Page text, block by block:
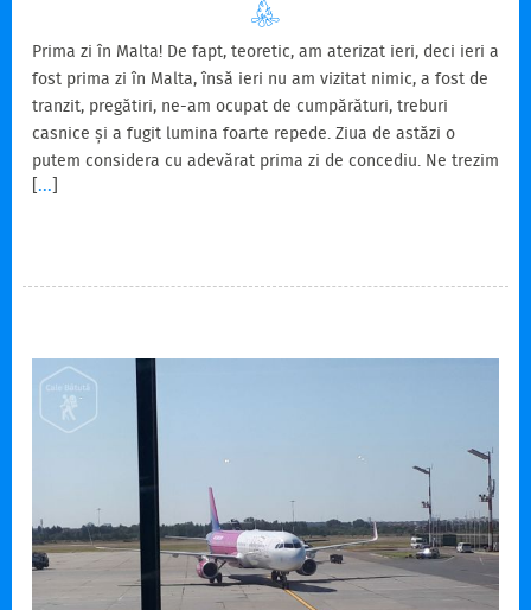
Prima zi în Malta! De fapt, teoretic, am aterizat ieri, deci ieri a
fost prima zi în Malta, însă ieri nu am vizitat nimic, a fost de
tranzit, pregătiri, ne-am ocupat de cumpărături, treburi
casnice și a fugit lumina foarte repede. Ziua de astăzi o
putem considera cu adevărat prima zi de concediu. Ne trezim
și ne mișcăm mai alene. Azi avem un singur obiectiv: Satul
[...]